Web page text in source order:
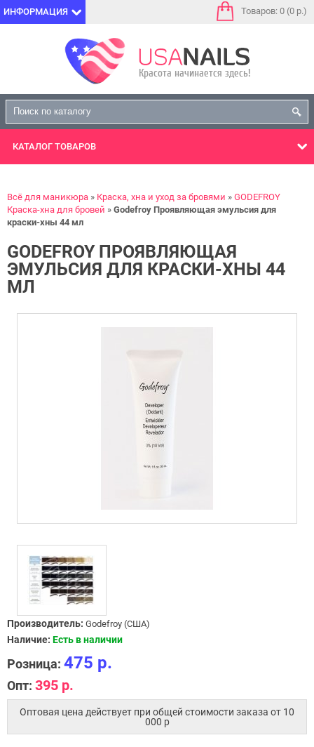
ИНФОРМАЦИЯ Товаров: 0 (0 р.)
КАТАЛОГ ТОВАРОВ
Всё для маникюра Краска, хна и уход за бровями
GODEFROY
Краска-хна для бровей
Godefroy Проявляющая эмульсия для
краски-хны 44 мл
GODEFROY ПРОЯВЛЯЮЩАЯ
ЭМУЛЬСИЯ ДЛЯ КРАСКИ-ХНЫ 44
МЛ
Производитель: Godefroy (США)
Наличие: Есть в наличии
Розница: 475 р.
Опт: 395 р.
Оптовая цена действует при общей стоимости заказа от 10
000 p